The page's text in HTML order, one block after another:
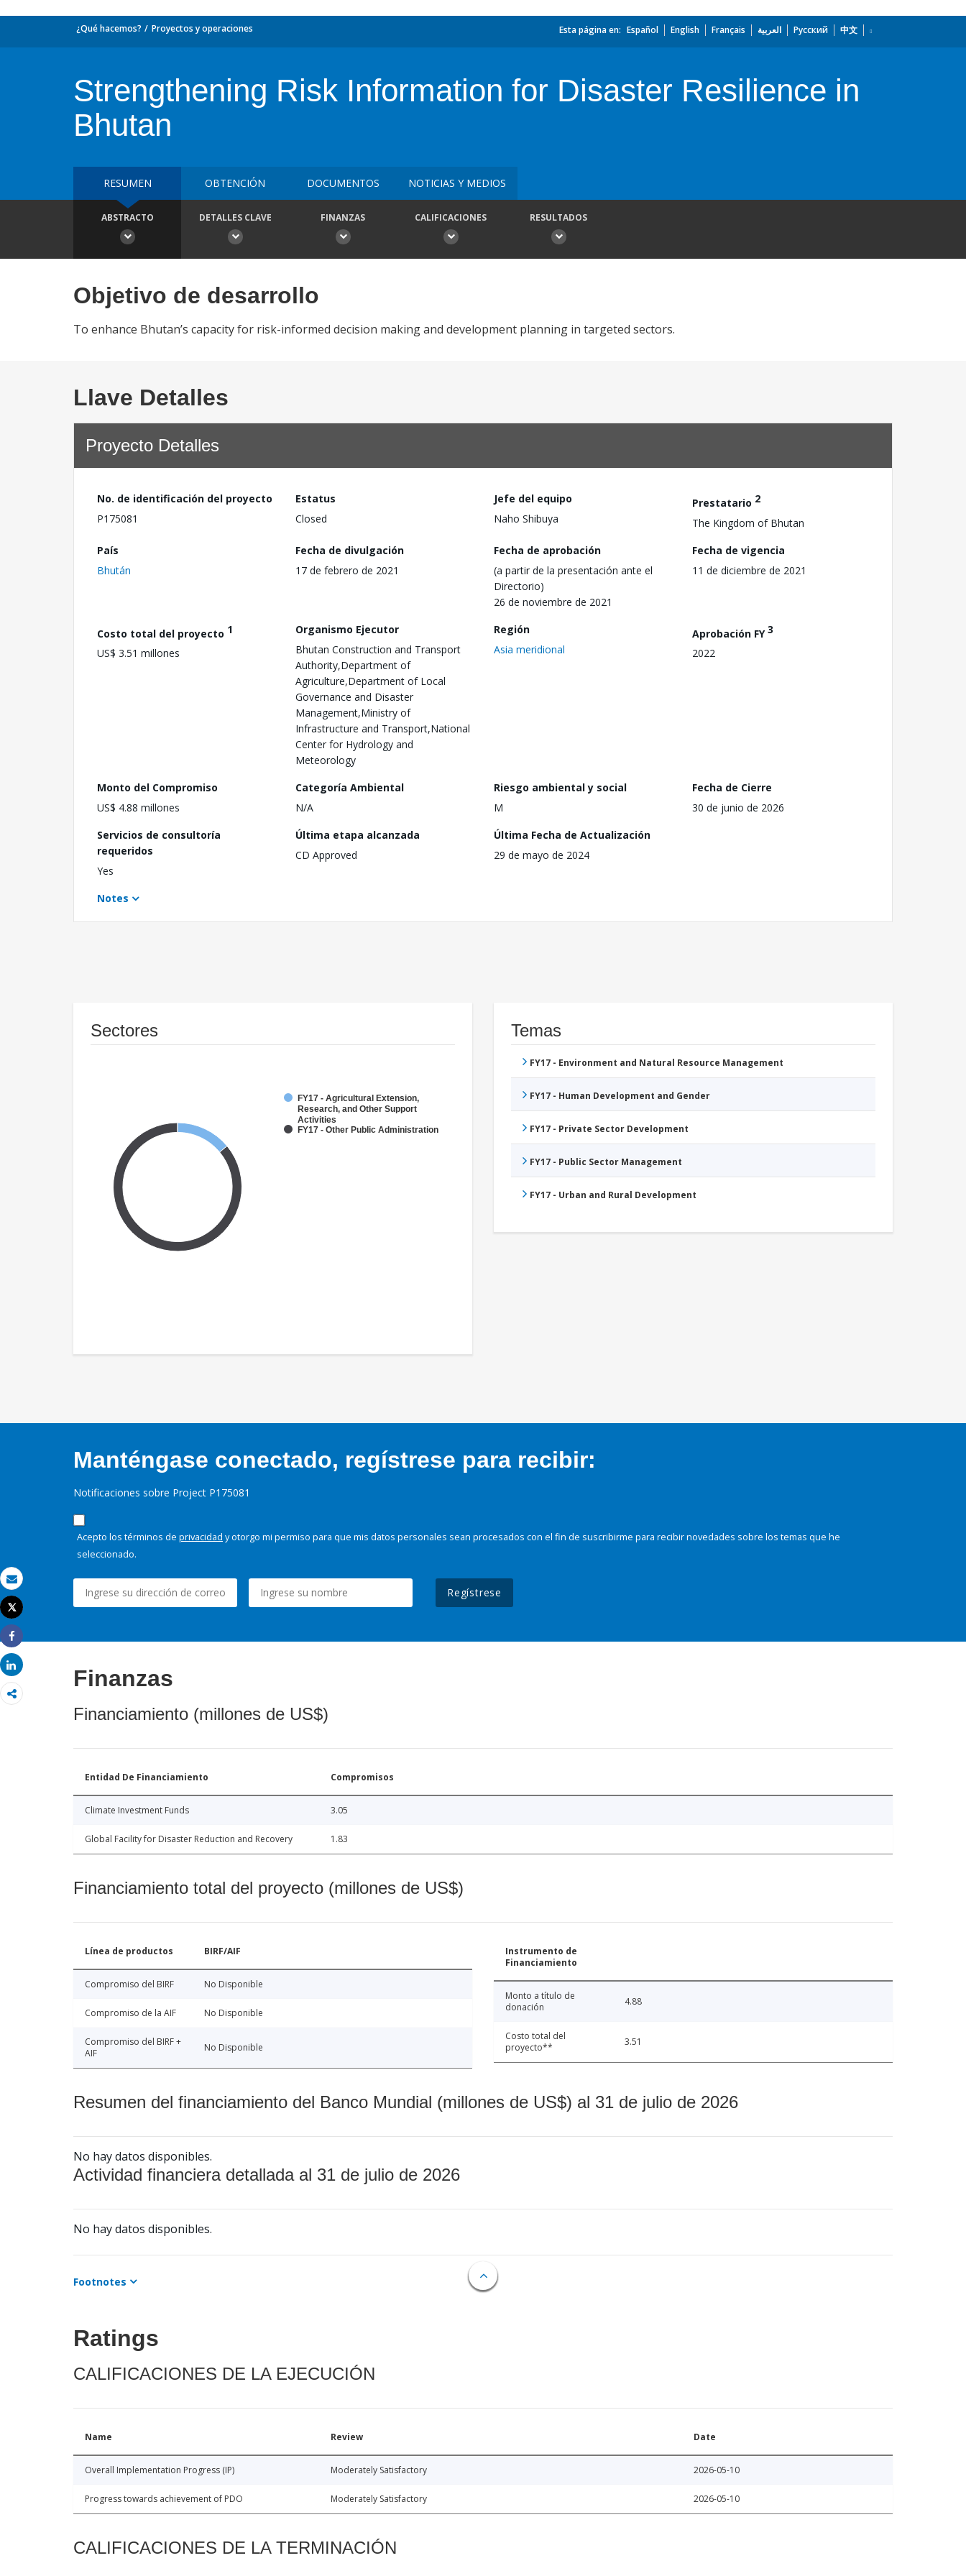
Correo electrónico
Imprimir
Tweet
Share
Share
¿Qué hacemos? Proyectos y operaciones Esta página en: Español English Français العربية Русский 中文
Strengthening Risk Information for Disaster Resilience in
Bhutan
RESUMEN OBTENCIÓN DOCUMENTOS NOTICIAS Y MEDIOS
ABSTRACTO DETALLES CLAVE FINANZAS CALIFICACIONES RESULTADOS
Objetivo de desarrollo
To enhance Bhutan’s capacity for risk-informed decision making and development planning in targeted sectors.
Llave Detalles
Proyecto Detalles
No. de identificación del proyecto
P175081
Estatus
Closed
Jefe del equipo
Naho Shibuya
Prestatario 2
The Kingdom of Bhutan
País
Bhután
Fecha de divulgación
17 de febrero de 2021
Fecha de aprobación
(a partir de la presentación ante el
Directorio)
26 de noviembre de 2021
Fecha de vigencia
11 de diciembre de 2021
Costo total del proyecto 1
US$ 3.51 millones
Organismo Ejecutor
Bhutan Construction and Transport
Authority,Department of
Agriculture,Department of Local
Governance and Disaster
Management,Ministry of
Infrastructure and Transport,National
Center for Hydrology and
Meteorology
Región
Asia meridional
Aprobación FY3
2022
Monto del Compromiso
US$ 4.88 millones
Categoría Ambiental
N/A
Riesgo ambiental y social
M
Fecha de Cierre
30 de junio de 2026
Servicios de consultoría
requeridos
Yes
Última etapa alcanzada
CD Approved
Última Fecha de Actualización
29 de mayo de 2024
Notes
Sectores
FY17 - Agricultural Extension,
Research, and Other Support
Activities
FY17 - Other Public Administration
Temas
FY17 - Environment and Natural Resource Management
FY17 - Human Development and Gender
FY17 - Private Sector Development
FY17 - Public Sector Management
FY17 - Urban and Rural Development
Manténgase conectado, regístrese para recibir:
Notificaciones sobre Project P175081
Acepto los términos de privacidad y otorgo mi permiso para que mis datos personales sean procesados con el fin de suscribirme para recibir novedades sobre los temas que he
seleccionado.
Regístrese
Finanzas
Financiamiento (millones de US$)
Entidad De Financiamiento Compromisos
Climate Investment Funds 3.05
Global Facility for Disaster Reduction and Recovery 1.83
Financiamiento total del proyecto (millones de US$)
Línea de productos BIRF/AIF
Compromiso del BIRF No Disponible
Compromiso de la AIF No Disponible
Compromiso del BIRF +
AIF
No Disponible
Instrumento de
Financiamiento
Monto a título de
donación
4.88
Costo total del
proyecto**
3.51
Resumen del financiamiento del Banco Mundial (millones de US$) al 31 de julio de 2026
No hay datos disponibles.
Actividad financiera detallada al 31 de julio de 2026
No hay datos disponibles.
Footnotes
Ratings
CALIFICACIONES DE LA EJECUCIÓN
Name Review Date
Overall Implementation Progress (IP) Moderately Satisfactory 2026-05-10
Progress towards achievement of PDO Moderately Satisfactory 2026-05-10
CALIFICACIONES DE LA TERMINACIÓN